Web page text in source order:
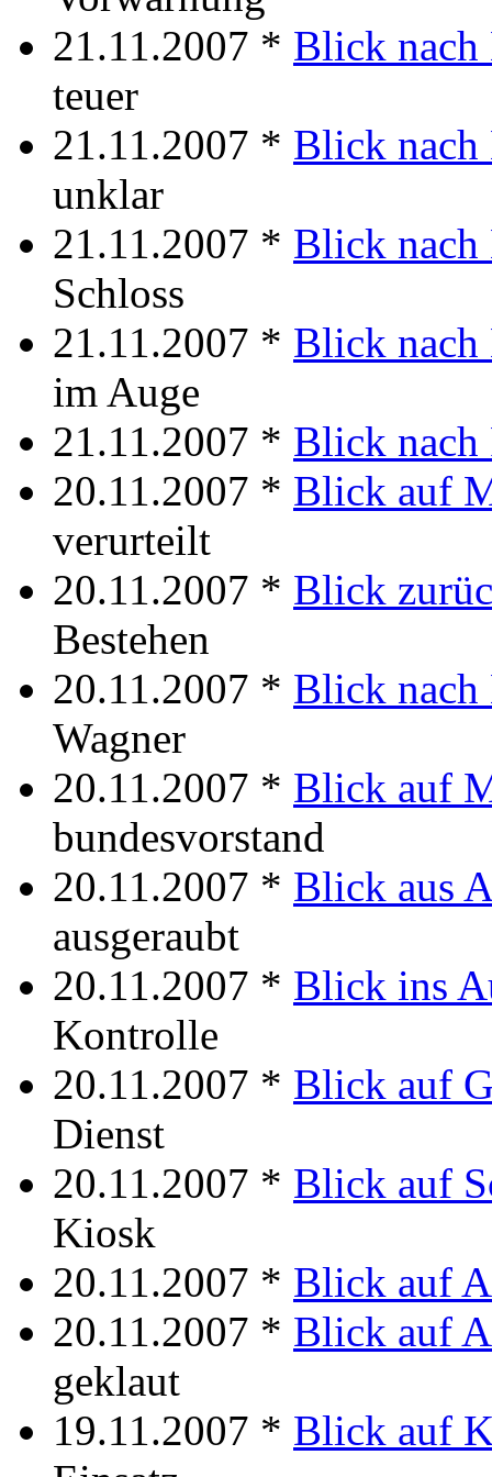
21.11.2007 * Blick nach
teuer
21.11.2007 * Blick nach
unklar
21.11.2007 * Blick
Schloss
21.11.2007 * Blick nach
im Auge
21.11.2007 * Blick nach
20.11.2007 * Blick auf
verurteilt
20.11.2007 * Blick
Bestehen
20.11.2007 * Blick nach
Wagner
20.11.2007 * Blick auf
bundesvorstand
20.11.2007 * Blick aus
ausgeraubt
20.11.2007 * Blick ins
Kontrolle
20.11.2007 * Blick auf
Dienst
20.11.2007 * Blick auf
Kiosk
20.11.2007 * Blick auf
20.11.2007 * Blick auf
geklaut
19.11.2007 * Blick auf